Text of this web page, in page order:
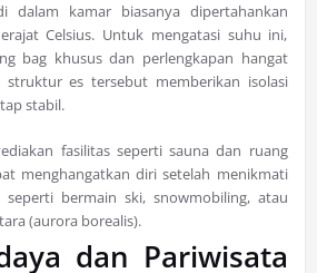
dalam kamar biasanya dipertahankan
Celsius. Untuk mengatasi suhu ini,
bag khusus dan perlengkapan hangat
struktur es tersebut memberikan isolasi
stabil.
fasilitas seperti sauna dan ruang
menghangatkan diri setelah menikmati
bermain ski, snowmobiling, atau
(aurora borealis).
dan Pariwisata